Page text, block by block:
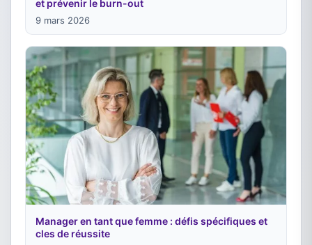
et prévenir le burn-out
9 mars 2026
Manager en tant que femme : défis spécifiques et
cles de réussite